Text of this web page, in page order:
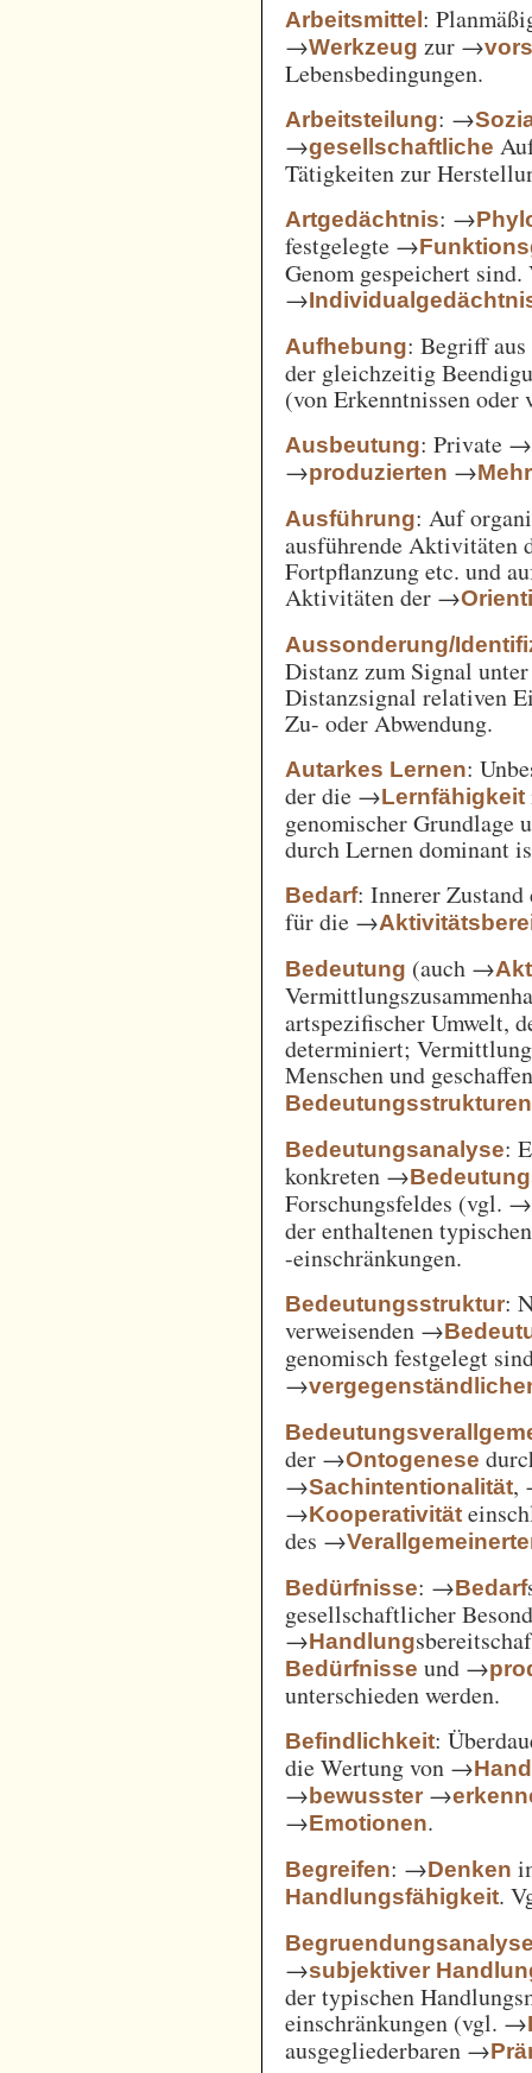
Arbeitsmittel:
→Werkzeug zur →
Lebensbedingungen.
Arbeitsteilung: →
→gesellschaftliche
Tätigkeiten zur
Artgedächtnis: →
festgelegte →
Genom gespeichert sind.
→
Aufhebung: Begriff
der gleichzeitig
(von Erkenntnissen
Ausbeutung: Private →
→produzierten →
Ausführung: Auf
ausführende Aktivitäten
Fortpflanzung etc. und
Aktivitäten der →
Aussonderung/
Distanz zum Signal
Distanzsignal relativen
Zu- oder Abwendung.
Autarkes Lernen:
der die →Lernfähigkeit
genomischer Grundlage
durch Lernen dominant
Bedarf: Innerer
für die →
Bedeutung (auch →
artspezifischer Umwelt,
determiniert;
Menschen und
Bedeutungsstrukturen
Bedeutungsanalyse:
konkreten →
Forschungsfeldes (vgl. →
der enthaltenen
-einschränkungen.
Bedeutungsstruktur:
verweisenden →
genomisch festgelegt
→
der →Ontogenese
→Sachintentionalität,
→Kooperativität
des →
Bedürfnisse: →Bedarf
gesellschaftlicher
→Handlung
Bedürfnisse und →
unterschieden werden.
Befindlichkeit:
die Wertung von →
→bewusster →
→Emotionen.
Begreifen: →Denken
Handlungsfähigkeit.
→subjektiver
der typischen
einschränkungen (vgl. →
ausgegliederbaren →